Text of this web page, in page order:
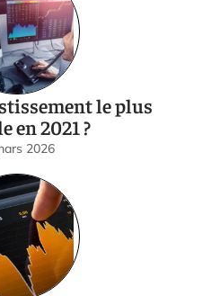
le plus
en 2021 ?
2026